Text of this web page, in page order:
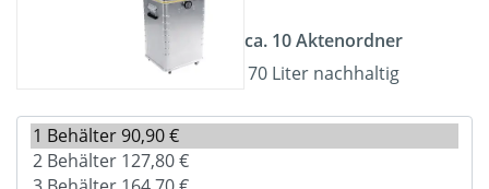
ca. 10 Aktenordner
70 Liter nachhaltig